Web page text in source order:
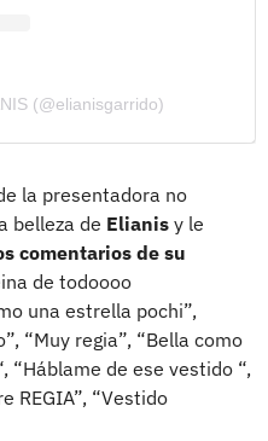
(@elianisgarrido)
la presentadora no
belleza de Elianis y le
comentarios de su
de todoooo
una estrella pochi”,
“Muy regia”, “Bella como
“Háblame de ese vestido “,
REGIA”, “Vestido